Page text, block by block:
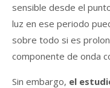
sensible desde el
luz en ese periodo
sobre todo si es
componente de onda
Sin embargo, el